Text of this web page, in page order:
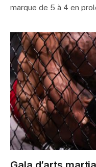
marque de 5 à 4 en